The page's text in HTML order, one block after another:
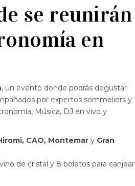
se reunirán
en
, un evento donde podrás degustar
por expertos sommeliers y
Música, DJ en vivo y
CAO, Montemar y Gran
de cristal y 8 boletos para canjear